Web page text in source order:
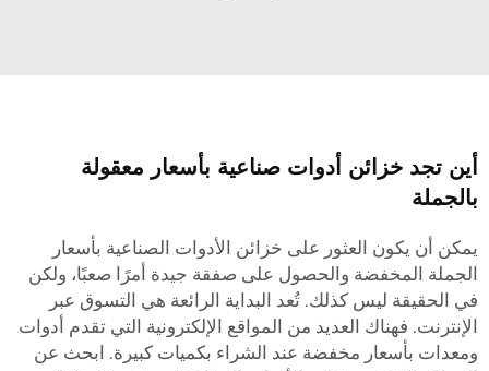
أين تجد خزائن أدوات صناعية بأسعار معقولة
بالجملة
يمكن أن يكون العثور على خزائن الأدوات الصناعية بأسعار
الجملة المخفضة والحصول على صفقة جيدة أمرًا صعبًا، ولكن
في الحقيقة ليس كذلك. تُعد البداية الرائعة هي التسوق عبر
الإنترنت. فهناك العديد من المواقع الإلكترونية التي تقدم أدوات
ومعدات بأسعار مخفضة عند الشراء بكميات كبيرة. ابحث عن